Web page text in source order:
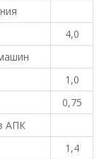
4,0
1,0
0,75
АПК
1,4